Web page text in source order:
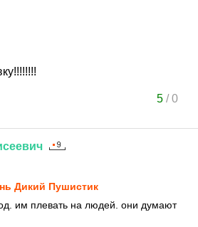
5/0
Дикий Пушистик
им плевать на людей. они думают